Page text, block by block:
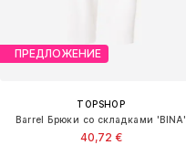
ПРЕДЛОЖЕНИЕ
TOPSHOP
Barrel Брюки со складками 'BINA'
40,72 €